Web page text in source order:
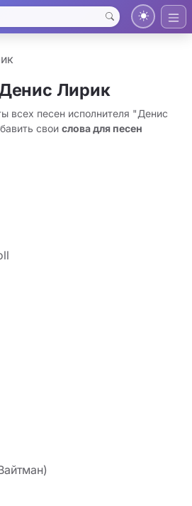
Лирик
всех песен исполнителя "Денис
свои слова для песен